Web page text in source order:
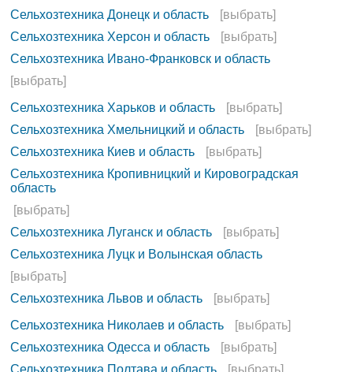
Сельхозтехника Донецк и область
[выбрать]
Сельхозтехника Херсон и область
[выбрать]
Сельхозтехника Ивано-Франковск и область
[выбрать]
Сельхозтехника Харьков и область
[выбрать]
Сельхозтехника Хмельницкий и область
[выбрать]
Сельхозтехника Киев и область
[выбрать]
Сельхозтехника Кропивницкий и Кировоградская
область
[выбрать]
Сельхозтехника Луганск и область
[выбрать]
Сельхозтехника Луцк и Волынская область
[выбрать]
Сельхозтехника Львов и область
[выбрать]
Сельхозтехника Николаев и область
[выбрать]
Сельхозтехника Одесса и область
[выбрать]
Сельхозтехника Полтава и область
[выбрать]